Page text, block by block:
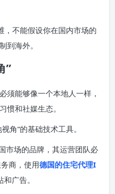
，不能假设你在国内市场的
到海外。
”
须能够像一个本地人一样，
惯和社媒生态。
角”的基础技术工具。
市场的品牌，其运营团队必
商，使用德国的住宅代理I
广告。